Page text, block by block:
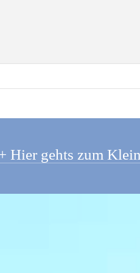
Hier gehts zum